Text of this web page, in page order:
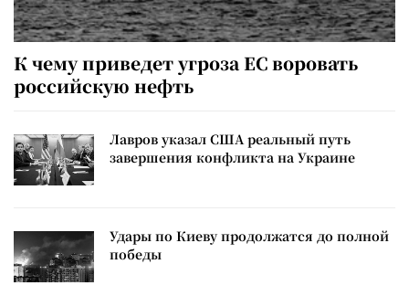
К чему приведет угроза ЕС воровать
российскую нефть
Лавров указал США реальный путь
завершения конфликта на Украине
Удары по Киеву продолжатся до полной
победы